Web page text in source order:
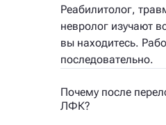
Реабилитолог,
невролог изучают
вы находитесь.
последовательно.
Почему после
ЛФК?